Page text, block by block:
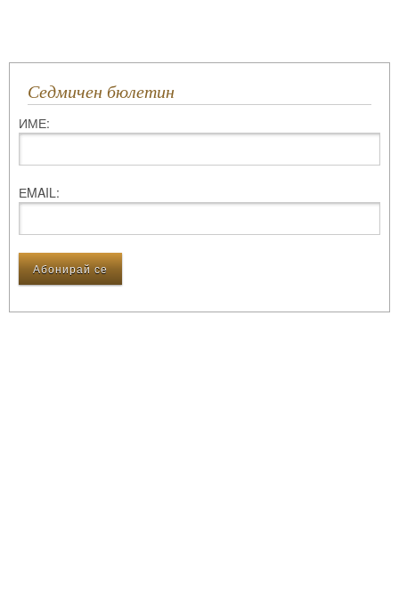
Седмичен бюлетин
ИМЕ:
ЕMAIL: